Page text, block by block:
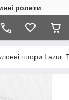
ролети
штори Lazur.